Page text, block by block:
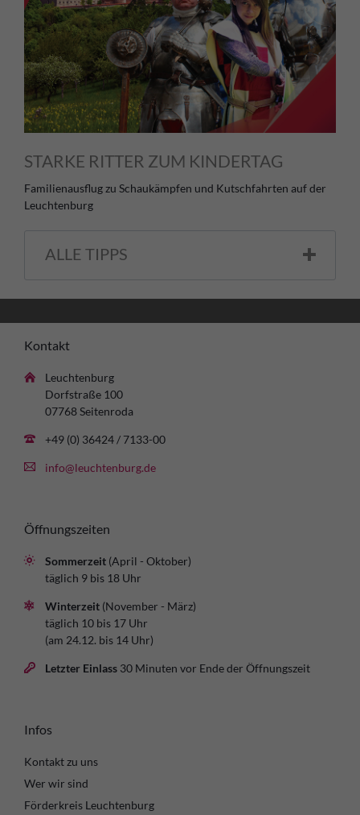
STARKE RITTER ZUM KINDERTAG
Familienausflug zu Schaukämpfen und Kutschfahrten auf der
Leuchtenburg
ALLE TIPPS
Kontakt
Leuchtenburg
Dorfstraße 100
07768 Seitenroda
+49 (0) 36424 / 7133-00
info@leuchtenburg.de
Öffnungszeiten
Sommerzeit (April - Oktober)
täglich 9 bis 18 Uhr
Winterzeit (November - März)
täglich 10 bis 17 Uhr
(am 24.12. bis 14 Uhr)
Letzter Einlass 30 Minuten vor Ende der Öffnungszeit
Infos
Kontakt zu uns
Wer wir sind
Förderkreis Leuchtenburg